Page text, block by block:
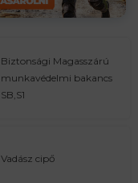
Biztonsági Magasszárú
munkavédelmi bakancs
SB,S1
Vadász cipő